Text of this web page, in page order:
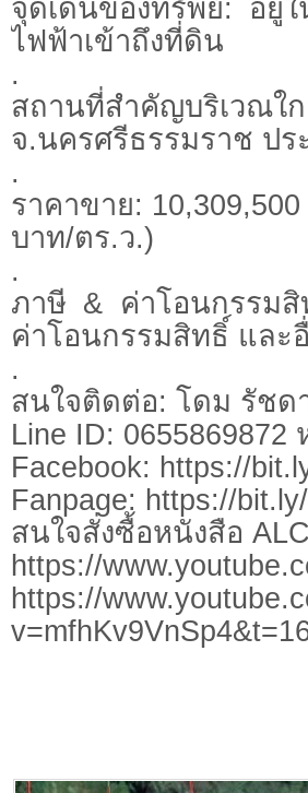
จุดเด่นของทรัพย์: อ
ไฟฟ้าเข้าถึงที่ดิน
.
สถานที่สำคัญบริเว
จ.นครศรีธรรมราช ป
.
ราคาขาย:
บาท/ตร.ว.)
.
ภาษี & ค่าโอนกรรมสิ
ค่าโอนกรรมสิทธิ์ และ
.
สนใจติดต่อ: โดม รัชด
Line ID: 0655869872
Facebook: https://
Fanpage: https://
สนใจสั่งซื้อหนังสือ
https://
https://